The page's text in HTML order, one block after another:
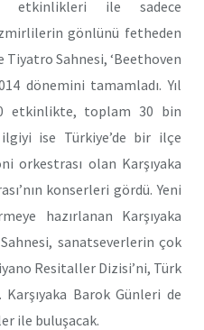
etkinlikleri ile sadece
gönlünü fetheden
Tiyatro Sahnesi, ‘Beethoven
dönemini tamamladı. Yıl
etkinlikte, toplam 30 bin
ise Türkiye’de bir ilçe
orkestrası olan Karşıyaka
konserleri gördü. Yeni
hazırlanan Karşıyaka
sanatseverlerin çok
Resitaller Dizisi’ni, Türk
Barok Günleri de
ile buluşacak.